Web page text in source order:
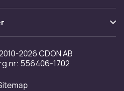
2026 CDON AB
556406-1702